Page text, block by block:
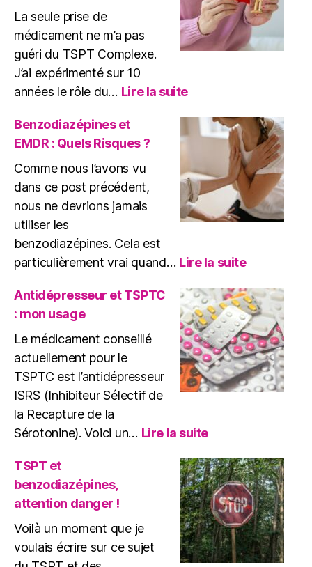
La seule prise de
médicament ne m’a pas
guéri du TSPT Complexe.
J’ai expérimenté sur 10
années le rôle du… Lire la suite:
du
médicament
traitement
du
TSPT
Complexe
Benzodiazépines et
EMDR : Quels Risques ?
Comme nous l’avons vu
dans ce post précédent,
nous ne devrions jamais
utiliser les
benzodiazépines. Cela est
particulièrement vrai quand… Lire la suite:
et
EMDR
:
Quels
Risques
?
Antidépresseur et TSPTC
: mon usage
Le médicament conseillé
actuellement pour le
TSPTC est l’antidépresseur
ISRS (Inhibiteur Sélectif de
la Recapture de la
Sérotonine). Voici un… Lire la suite:
et
TSPTC
:
mon
usage
TSPT et
benzodiazépines,
attention danger !
Voilà un moment que je
voulais écrire sur ce sujet